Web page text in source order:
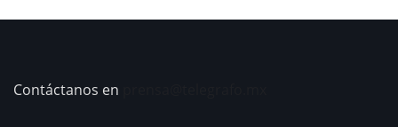
Contáctanos en